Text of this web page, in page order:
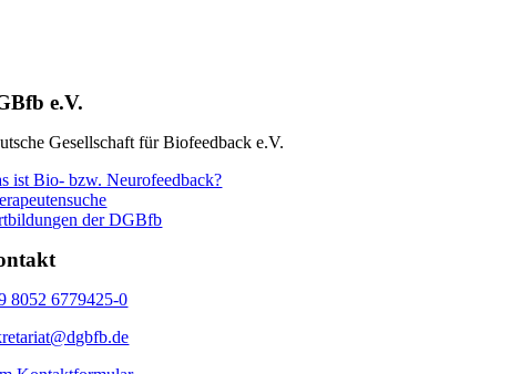
e.V.
Gesellschaft für Biofeedback e.V.
ist Bio- bzw. Neurofeedback?
der DGBfb
8052 6779425-0